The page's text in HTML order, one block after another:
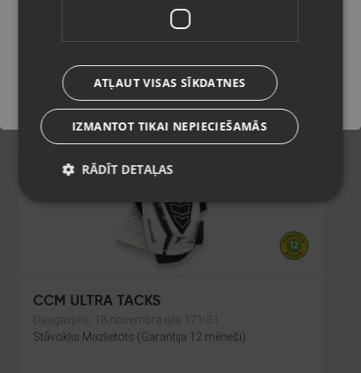
Stāvoklis Jauns (Garantija 24 mēneši)
159.00 €
7.23€/mēn.
CCM ULTRA TACKS
Daugavpils, 18.novembra iela 171-31
Stāvoklis Mazlietots (Garantija 12 mēneši)
Saglabāt
ATĻAUT VISAS SĪKDATNES
IZMANTOT TIKAI NEPIECIEŠAMĀS
RĀDĪT DETAĻAS